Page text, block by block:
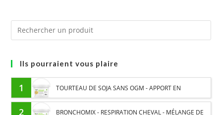
Ils pourraient vous plaire
1 TOURTEAU DE SOJA SANS OGM - APPORT EN
PROTÉINES ET SOUTIEN ÉNERGÉTIQUE POUR CHEVAUX
2 BRONCHOMIX - RESPIRATION CHEVAL - MÉLANGE DE